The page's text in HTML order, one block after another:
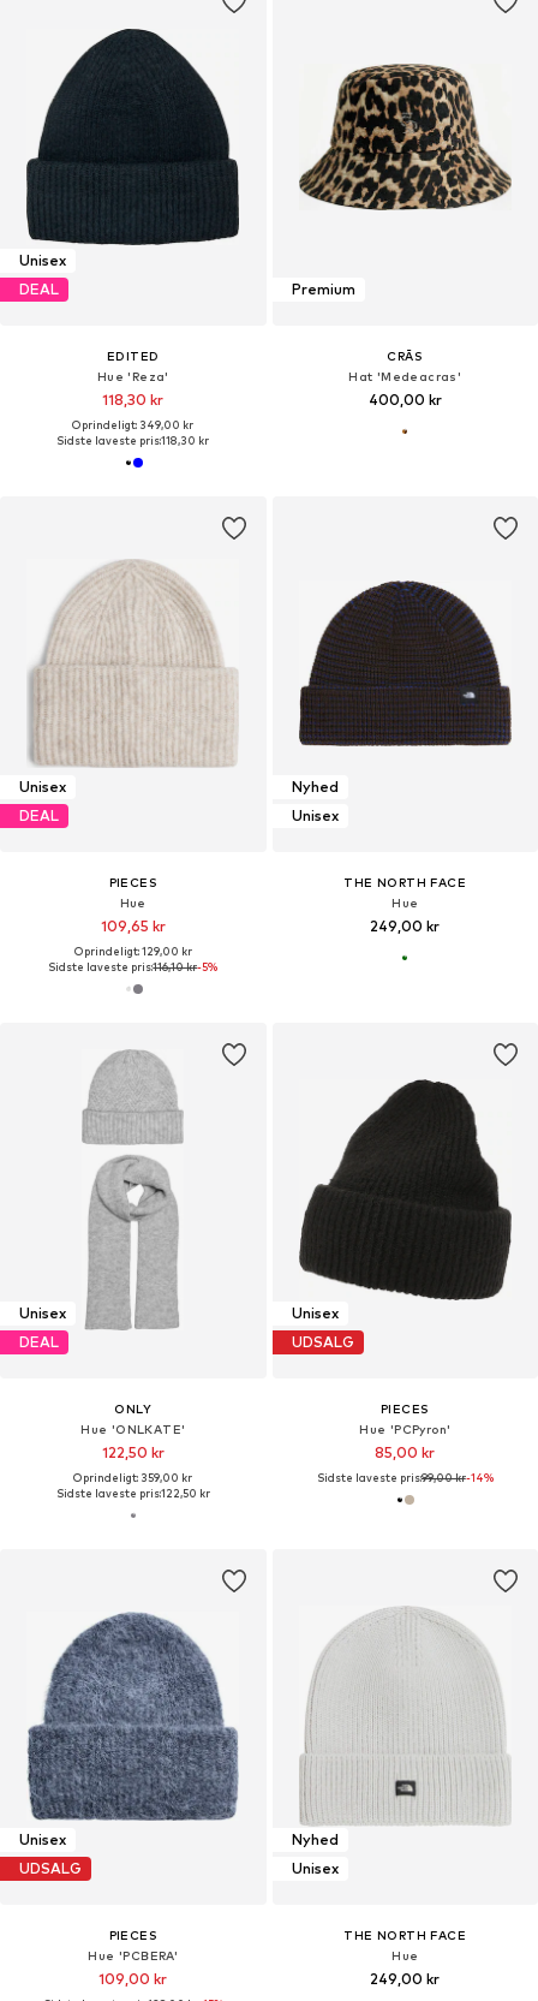
Unisex
DEAL
EDITED
Hue 'Reza'
118,30 kr
Oprindeligt: 349,00 kr
Sidste laveste pris:118,30 kr
Premium
CRĀS
Hat 'Medeacras'
400,00 kr
Unisex
DEAL
PIECES
Hue
109,65 kr
Oprindeligt: 129,00 kr
Sidste laveste pris:116,10 kr-5%
Nyhed
Unisex
THE NORTH FACE
Hue
249,00 kr
Unisex
DEAL
ONLY
Hue 'ONLKATE'
122,50 kr
Oprindeligt: 359,00 kr
Sidste laveste pris:122,50 kr
Unisex
UDSALG
PIECES
Hue 'PCPyron'
85,00 kr
Sidste laveste pris:99,00 kr-14%
Unisex
UDSALG
PIECES
Hue 'PCBERA'
109,00 kr
Nyhed
Unisex
THE NORTH FACE
Hue
249,00 kr